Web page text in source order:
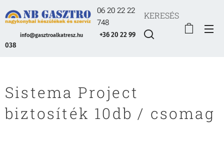
06 20 22 22
748
info@gasztroalkatresz.hu
+36 20 22 99
038
KERESÉS
Sistema Project
biztosíték 10db / csomag